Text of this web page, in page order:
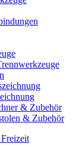
& Zubehör
& Zubehör